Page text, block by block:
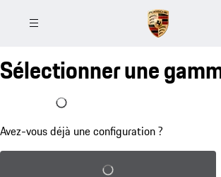
Sélectionner une
J'ai déjà une configuration
Avez-vous déjà une configuration ?
Charger la configuration sauvegardée